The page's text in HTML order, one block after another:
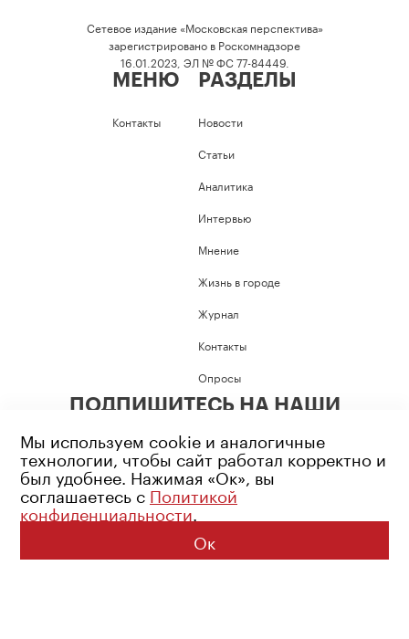
Сетевое издание «Московская перспектива»
зарегистрировано в Роскомнадзоре
16.01.2023, ЭЛ № ФС 77-84449.
МЕНЮ
Контакты
РАЗДЕЛЫ
Новости
Статьи
Аналитика
Интервью
Мнение
Жизнь в городе
Журнал
Контакты
Опросы
ПОДПИШИТЕСЬ НА НАШИ
Возрастное ограничение: 16+
Политика конфиденциальности
© 2026 Все права защищены
Мы используем cookie и аналогичные
технологии, чтобы сайт работал корректно и
был удобнее. Нажимая «Ок», вы
соглашаетесь с Политикой
конфиденциальности.
Ок